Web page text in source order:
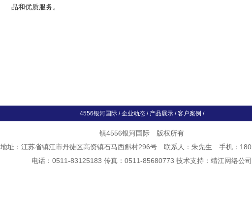
品和优质服务。
4556银河国际/企业动态/ 产品展示/客户案例 /
镇4556银河国际 版权所有
地址：江苏省镇江市丹徒区高资镇石马西斛村296号 联系人：朱先生 手机：
电话：0511-83125183 传真：0511-85680773 技术支持： 靖江网络公司